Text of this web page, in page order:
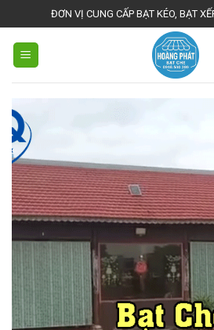
to
content
ĐƠN VỊ CUNG CẤP BẠT KÉO, BẠT